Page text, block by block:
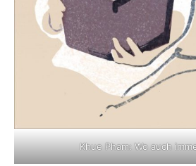
Khue Pham: Wo auch